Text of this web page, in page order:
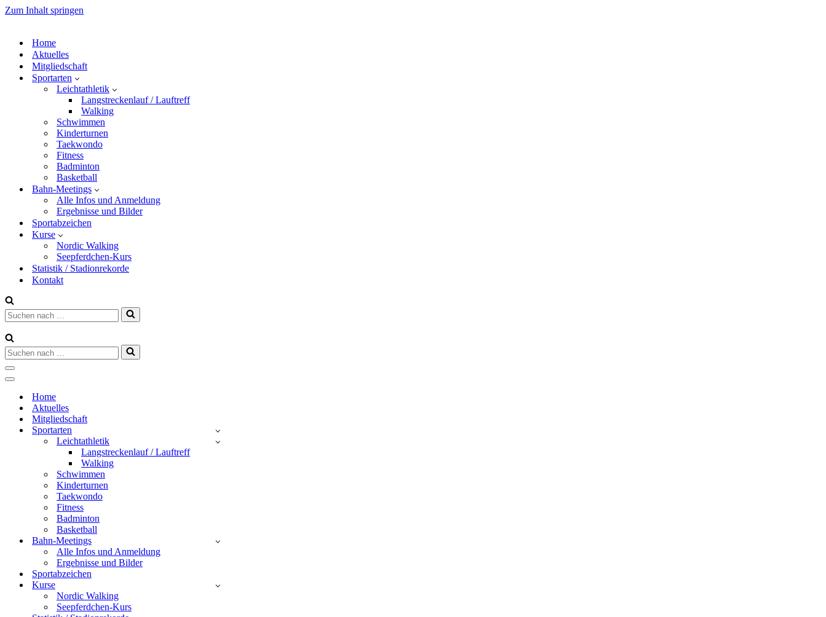
Zum Inhalt springen
Home
Aktuelles
Mitgliedschaft
Sportarten
Leichtathletik
Langstreckenlauf / Lauftreff
Walking
Schwimmen
Kinderturnen
Taekwondo
Fitness
Badminton
Basketball
Bahn-Meetings
Alle Infos und Anmeldung
Ergebnisse und Bilder
Sportabzeichen
Kurse
Nordic Walking
Seepferdchen-Kurs
Statistik / Stadionrekorde
Kontakt
Suchen
nach …
Suchen
nach …
Navigationsmenü
Navigationsmenü
Home
Aktuelles
Mitgliedschaft
Sportarten
Leichtathletik
Langstreckenlauf / Lauftreff
Walking
Schwimmen
Kinderturnen
Taekwondo
Fitness
Badminton
Basketball
Bahn-Meetings
Alle Infos und Anmeldung
Ergebnisse und Bilder
Sportabzeichen
Kurse
Nordic Walking
Seepferdchen-Kurs